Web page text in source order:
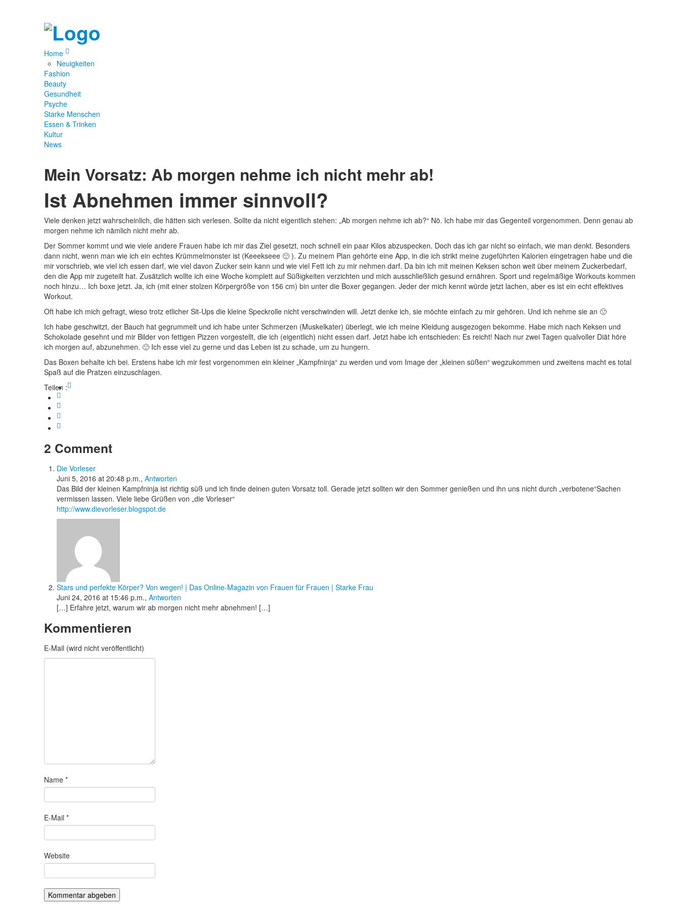
Home
Neuigkeiten
Fashion
Beauty
Gesundheit
Psyche
Starke Menschen
Essen & Trinken
Kultur
News
Mein Vorsatz: Ab morgen nehme ich nicht mehr ab!
Ist Abnehmen immer sinnvoll?
Viele denken jetzt wahrscheinlich, die hätten sich verlesen. Sollte da nicht eigentlich stehen: „Ab morgen nehme ich ab?“ Nö. Ich habe mir das Gegenteil vorgenommen. Denn genau ab
morgen nehme ich nämlich nicht mehr ab.
Der Sommer kommt und wie viele andere Frauen habe ich mir das Ziel gesetzt, noch schnell ein paar Kilos abzuspecken. Doch das ich gar nicht so einfach, wie man denkt. Besonders
dann nicht, wenn man wie ich ein echtes Krümmelmonster ist (Keeekseee 🙂 ). Zu meinem Plan gehörte eine App, in die ich strikt meine zugeführten Kalorien eingetragen habe und die
mir vorschrieb, wie viel ich essen darf, wie viel davon Zucker sein kann und wie viel Fett ich zu mir nehmen darf. Da bin ich mit meinen Keksen schon weit über meinem Zuckerbedarf,
den die App mir zugeteilt hat. Zusätzlich wollte ich eine Woche komplett auf Süßigkeiten verzichten und mich ausschließlich gesund ernähren. Sport und regelmäßige Workouts kommen
noch hinzu… Ich boxe jetzt. Ja, ich (mit einer stolzen Körpergröße von 156 cm) bin unter die Boxer gegangen. Jeder der mich kennt würde jetzt lachen, aber es ist ein echt effektives
Workout.
Oft habe ich mich gefragt, wieso trotz etlicher Sit-Ups die kleine Speckrolle nicht verschwinden will. Jetzt denke ich, sie möchte einfach zu mir gehören. Und ich nehme sie an 🙂
Ich habe geschwitzt, der Bauch hat gegrummelt und ich habe unter Schmerzen (Muskelkater) überlegt, wie ich meine Kleidung ausgezogen bekomme. Habe mich nach Keksen und
Schokolade gesehnt und mir Bilder von fettigen Pizzen vorgestellt, die ich (eigentlich) nicht essen darf. Jetzt habe ich entschieden: Es reicht! Nach nur zwei Tagen qualvoller Diät höre
ich morgen auf, abzunehmen. 🙂 Ich esse viel zu gerne und das Leben ist zu schade, um zu hungern.
Das Boxen behalte ich bei. Erstens habe ich mir fest vorgenommen ein kleiner „Kampfninja“ zu werden und vom Image der „kleinen süßen“ wegzukommen und zweitens macht es total
Spaß auf die Pratzen einzuschlagen.
Teilen :
2 Comment
Die Vorleser
Juni 5, 2016 at 20:48 p.m., Antworten
Das Bild der kleinen Kampfninja ist richtig süß und ich finde deinen guten Vorsatz toll. Gerade jetzt sollten wir den Sommer genießen und ihn uns nicht durch „verbotene“Sachen
vermissen lassen. Viele liebe Grüßen von „die Vorleser“
http://www.dievorleser.blogspot.de
Stars und perfekte Körper? Von wegen! | Das Online-Magazin von Frauen für Frauen | Starke Frau
Juni 24, 2016 at 15:46 p.m., Antworten
[…] Erfahre jetzt, warum wir ab morgen nicht mehr abnehmen! […]
Kommentieren
E-Mail (wird nicht veröffentlicht)
Name *
E-Mail *
Website